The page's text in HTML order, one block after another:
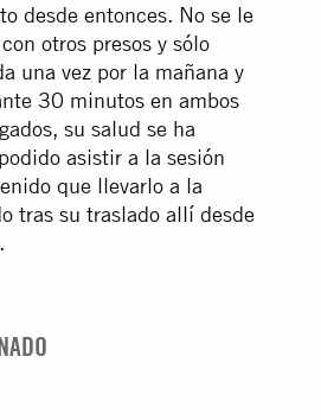
desde entonces. No se le
otros presos y sólo
una vez por la mañana y
30 minutos en ambos
su salud se ha
asistir a la sesión
que llevarlo a la
tras su traslado allí desde